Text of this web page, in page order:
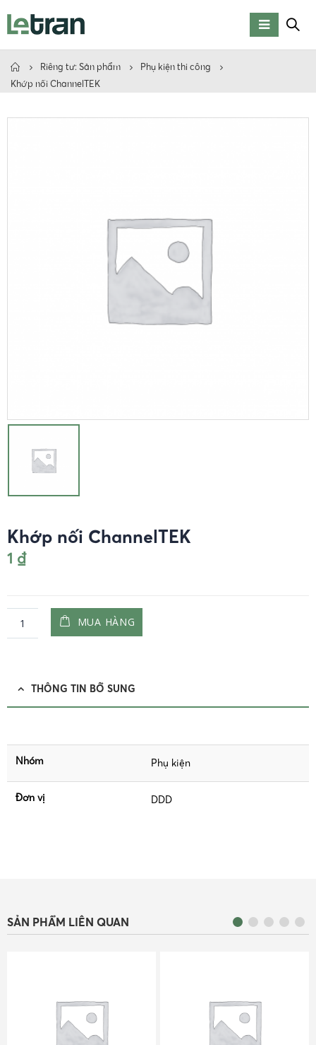
Riêng tư: Sản phẩm
Phụ kiện thi công
Khớp nối ChannelTEK
Khớp nối ChannelTEK
1 ₫
MUA HÀNG
THÔNG TIN BỔ SUNG
Nhóm Phụ kiện
Đơn vị DDD
SẢN PHẨM LIÊN QUAN